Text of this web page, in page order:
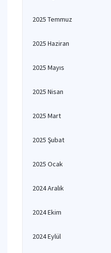
2025 Temmuz
2025 Haziran
2025 Mayıs
2025 Nisan
2025 Mart
2025 Şubat
2025 Ocak
2024 Aralık
2024 Ekim
2024 Eylül